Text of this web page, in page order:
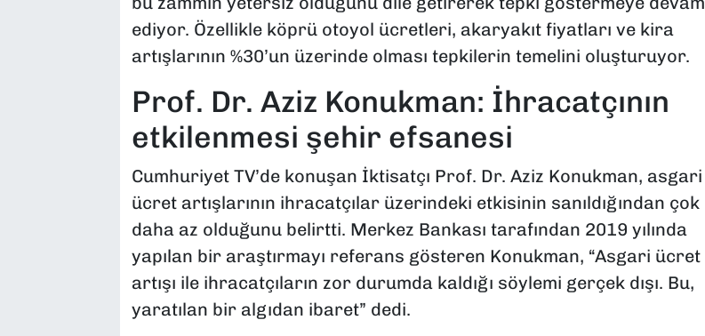
ediyor. Özellikle köprü otoyol ücretleri, akaryakıt fiyatları ve kira
artışlarının %30’un üzerinde olması tepkilerin temelini oluşturuyor.
Prof. Dr. Aziz Konukman: İhracatçının
etkilenmesi şehir efsanesi
Cumhuriyet TV’de konuşan İktisatçı Prof. Dr. Aziz Konukman, asgari
ücret artışlarının ihracatçılar üzerindeki etkisinin sanıldığından çok
daha az olduğunu belirtti. Merkez Bankası tarafından 2019 yılında
yapılan bir araştırmayı referans gösteren Konukman, “Asgari ücret
artışı ile ihracatçıların zor durumda kaldığı söylemi gerçek dışı. Bu,
yaratılan bir algıdan ibaret” dedi.